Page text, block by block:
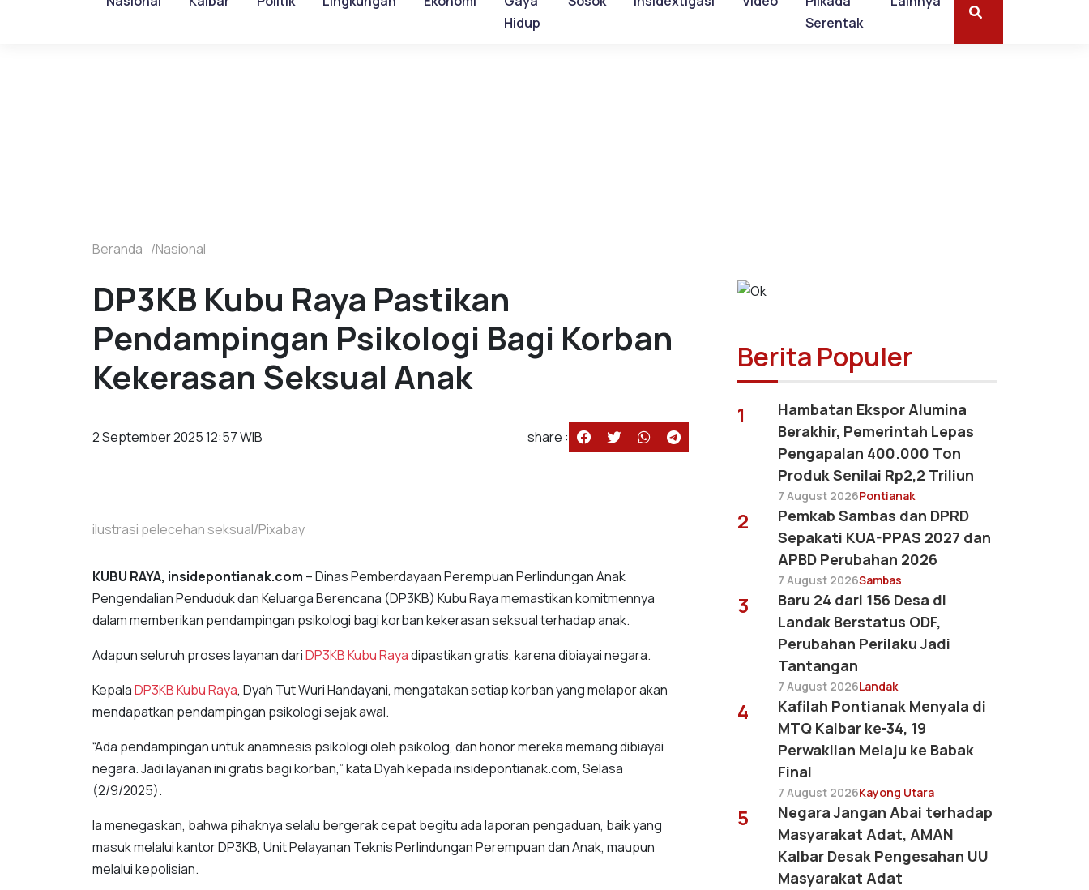
Hidup
Serentak
Beranda Nasional
DP3KB Kubu Raya Pastikan
Pendampingan Psikologi Bagi Korban
Kekerasan Seksual Anak
2 September 2025 12:57 WIB share :
ilustrasi pelecehan seksual/Pixabay
KUBU RAYA, insidepontianak.com – Dinas Pemberdayaan Perempuan Perlindungan Anak
Pengendalian Penduduk dan Keluarga Berencana (DP3KB) Kubu Raya memastikan komitmennya
dalam memberikan pendampingan psikologi bagi korban kekerasan seksual terhadap anak.
Adapun seluruh proses layanan dariDP3KB Kubu Rayadipastikan gratis, karena dibiayai negara.
KepalaDP3KB Kubu Raya, Dyah Tut Wuri Handayani, mengatakan setiap korban yang melapor akan
mendapatkan pendampingan psikologi sejak awal.
“Ada pendampingan untuk anamnesis psikologi oleh psikolog, dan honor mereka memang dibiayai
negara. Jadi layanan ini gratis bagi korban,” kata Dyah kepada insidepontianak.com, Selasa
(2/9/2025).
Ia menegaskan, bahwa pihaknya selalu bergerak cepat begitu ada laporan pengaduan, baik yang
masuk melalui kantor DP3KB, Unit Pelayanan Teknis Perlindungan Perempuan dan Anak, maupun
melalui kepolisian.
Berita Populer
1
Hambatan Ekspor Alumina
Berakhir, Pemerintah Lepas
Pengapalan 400.000 Ton
Produk Senilai Rp2,2 Triliun
7 August 2026Pontianak
2
Pemkab Sambas dan DPRD
Sepakati KUA-PPAS 2027 dan
APBD Perubahan 2026
7 August 2026Sambas
3
Baru 24 dari 156 Desa di
Landak Berstatus ODF,
Perubahan Perilaku Jadi
Tantangan
7 August 2026Landak
4
Kafilah Pontianak Menyala di
MTQ Kalbar ke-34, 19
Perwakilan Melaju ke Babak
Final
7 August 2026Kayong Utara
5
Negara Jangan Abai terhadap
Masyarakat Adat, AMAN
Kalbar Desak Pengesahan UU
Masyarakat Adat